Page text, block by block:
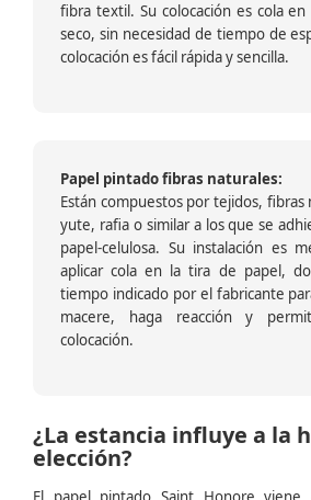
fibra textil. Su colocación es cola
seco, sin necesidad de tiempo de
colocación es fácil rápida y sencilla.
Papel pintado fibras naturales:
Están compuestos por tejidos, fibras
yute, rafia o similar a los que se
papel-celulosa. Su instalación es
aplicar cola en la tira de papel,
tiempo indicado por el fabricante
macere, haga reacción y
colocación.
¿La estancia influye a la
elección?